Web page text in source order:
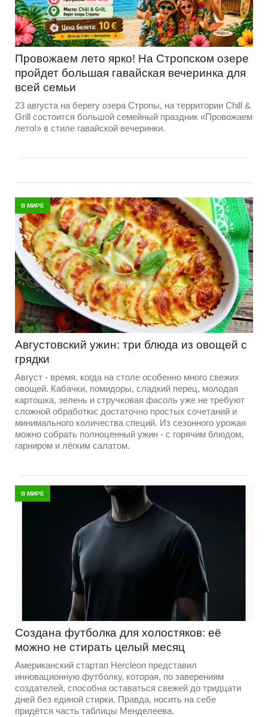
Провожаем лето ярко! На Стропском озере
пройдет большая гавайская вечеринка для
всей семьи
23 августа на берегу озера Стропы, на территории Chill &
Grill состоится большой семейный праздник «Провожаем
лето!» в стиле гавайской вечеринки.
В МИРЕ
Августовский ужин: три блюда из овощей с
грядки
Август - время, когда на столе особенно много свежих
овощей. Кабачки, помидоры, сладкий перец, молодая
картошка, зелень и стручковая фасоль уже не требуют
сложной обработки: достаточно простых сочетаний и
минимального количества специй. Из сезонного урожая
можно собрать полноценный ужин - с горячим блюдом,
гарниром и лёгким салатом.
В МИРЕ
Создана футболка для холостяков: её
можно не стирать целый месяц
Американский стартап Hercleon представил
инновационную футболку, которая, по заверениям
создателей, способна оставаться свежей до тридцати
дней без единой стирки. Правда, носить на себе
придётся часть таблицы Менделеева.